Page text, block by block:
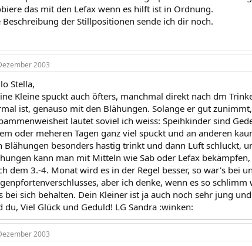
das mit den Lefax wenn es hilft ist in Ordnung.
Beschreibung der Stillpositionen sende ich dir noch.
2003
Stella,
Kleine spuckt auch öfters, manchmal direkt nach dm
ist, genauso mit den Blähungen. Solange er gut
lautet soviel ich weiss: Speihkinder sind
oder meheren Tagen ganz viel spuckt und an anderen
Blähungen besonders hastig trinkt und dann Luft schluckt,
kann man mit Mitteln wie Sab oder Lefax
dem 3.-4. Monat wird es in der Regel besser, so war's bei
aber ich denke, wenn es so
bei sich behalten. Dein Kleiner ist ja auch noch sehr jung
du, Viel Glück und Geduld! LG Sandra :winken:
2003